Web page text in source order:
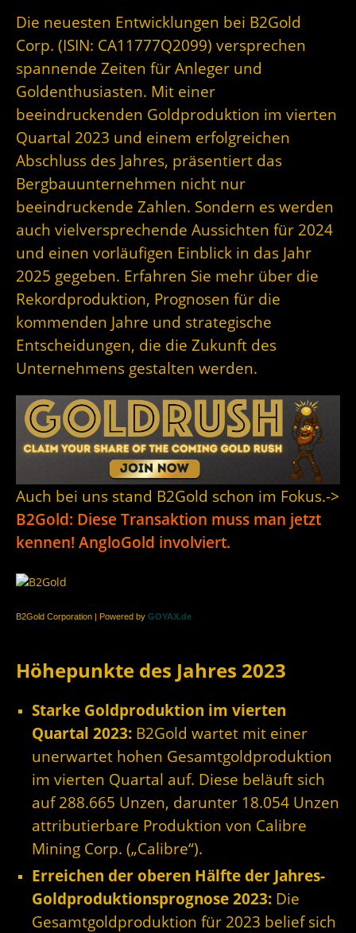
Die neuesten Entwicklungen bei B2Gold
Corp. (ISIN: CA11777Q2099) versprechen
spannende Zeiten für Anleger und
Goldenthusiasten. Mit einer
beeindruckenden Goldproduktion im vierten
Quartal 2023 und einem erfolgreichen
Abschluss des Jahres, präsentiert das
Bergbauunternehmen nicht nur
beeindruckende Zahlen. Sondern es werden
auch vielversprechende Aussichten für 2024
und einen vorläufigen Einblick in das Jahr
2025 gegeben. Erfahren Sie mehr über die
Rekordproduktion, Prognosen für die
kommenden Jahre und strategische
Entscheidungen, die die Zukunft des
Unternehmens gestalten werden.
Auch bei uns stand B2Gold schon im Fokus.->
B2Gold: Diese Transaktion muss man jetzt
kennen! AngloGold involviert.
B2Gold Corporation | Powered by GOYAX.de
Höhepunkte des Jahres 2023
Starke Goldproduktion im vierten
Quartal 2023: B2Gold wartet mit einer
unerwartet hohen Gesamtgoldproduktion
im vierten Quartal auf. Diese beläuft sich
auf 288.665 Unzen, darunter 18.054 Unzen
attributierbare Produktion von Calibre
Mining Corp. („Calibre“).
Erreichen der oberen Hälfte der Jahres-
Goldproduktionsprognose 2023: Die
Gesamtgoldproduktion für 2023 belief sich